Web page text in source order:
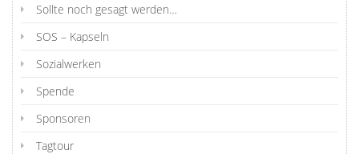
Sollte noch gesagt werden…
SOS – Kapseln
Sozialwerken
Spende
Sponsoren
Tagtour